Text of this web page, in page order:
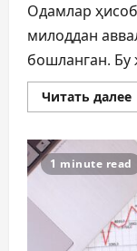
Одамлар
милоддан
бошланган. Бу
Читать далее
1 minute read